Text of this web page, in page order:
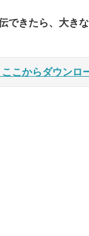
できたら、大き
こからダウンロ